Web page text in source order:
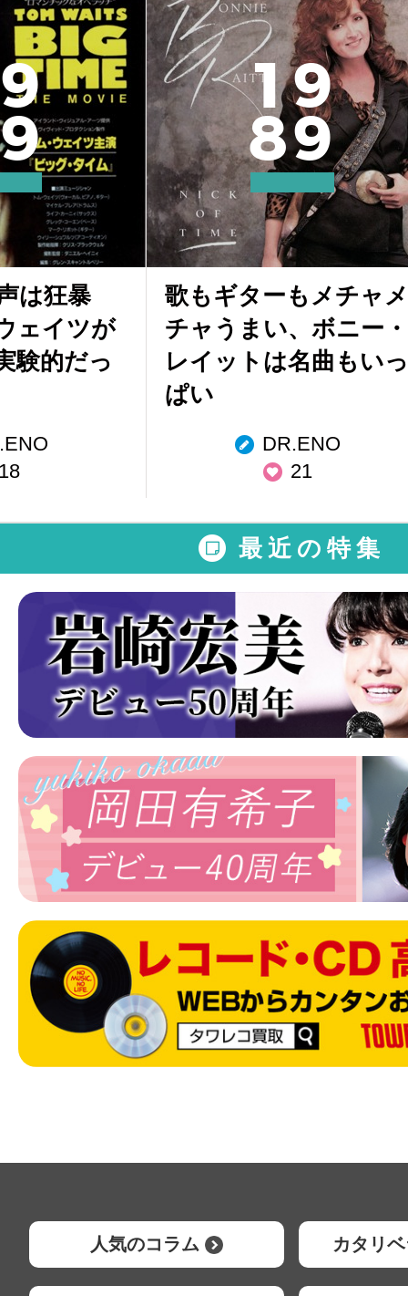
9
9
は狂暴
ェイツが
験的だっ
1 9
89
歌もギターもメチャメ
チャうまい、ボニー・
レイットは名曲もいっ
ぱい
DR.ENO
21
最近の特集
人気のコラム カタリ